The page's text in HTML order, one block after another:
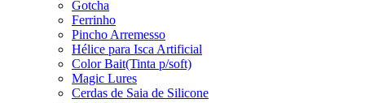
Gotcha
Ferrinho
Pincho Arremesso
Hélice para Isca Artificial
Color Bait(Tinta p/soft)
Magic Lures
Cerdas de Saia de Silicone